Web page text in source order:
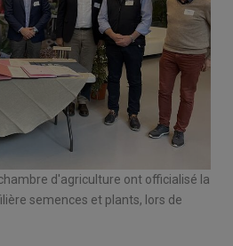
d'agriculture ont officialisé la
semences et plants, lors de